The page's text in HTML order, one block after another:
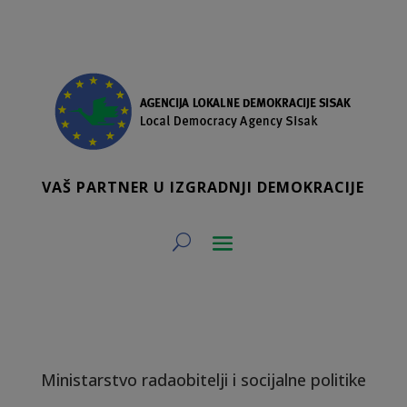
VAŠ PARTNER U IZGRADNJI DEMOKRACIJE
Ministarstvo radaobitelji i socijalne politike